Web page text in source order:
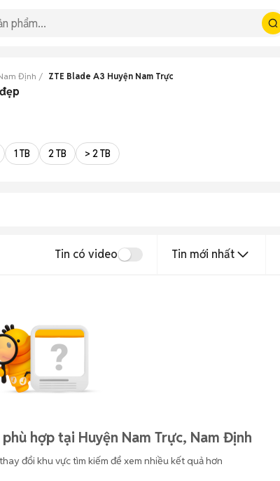
Định ZTE Blade A3 Huyện Nam Trực
1 TB 2 TB > 2 TB
Tin có video Tin mới nhất
hợp tại Huyện Nam Trực, Nam Định
đổi khu vực tìm kiếm để xem nhiều kết quả hơn